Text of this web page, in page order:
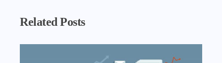
Related Posts